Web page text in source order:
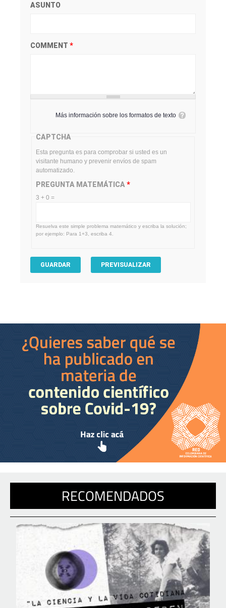
ASUNTO
COMMENT *
Más información sobre los formatos de texto
CAPTCHA
Esta pregunta es para comprobar si usted es un
visitante humano y prevenir envíos de spam
automatizado.
PREGUNTA MATEMÁTICA *
3 + 0 =
Resuelva este simple problema matemático y escriba la solución;
por ejemplo: Para 1+3, escriba 4.
RECOMENDADOS